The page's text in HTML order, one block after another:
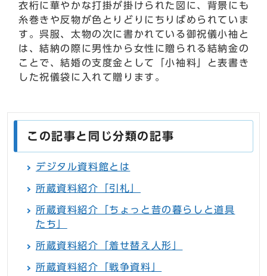
衣桁に華やかな打掛が掛けられた図に、背景にも
糸巻きや反物が色とりどりにちりばめられていま
す。呉服、太物の次に書かれている御祝儀小袖と
は、結納の際に男性から女性に贈られる結納金の
ことで、結婚の支度金として「小袖料」と表書き
した祝儀袋に入れて贈ります。
この記事と同じ分類の記事
デジタル資料館とは
所蔵資料紹介「引札」
所蔵資料紹介「ちょっと昔の暮らしと道具
たち」
所蔵資料紹介「着せ替え人形」
所蔵資料紹介「戦争資料」